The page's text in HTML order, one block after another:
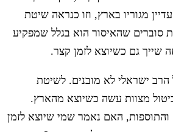
מגוריו בארץ, וזו כנראה שיטת
סוברים שהאיסור הוא בגלל שמפקיע
שייך גם כשיוצא לזמן קצר.
ישראלי לא מובנים. לשיטת
מצוות עשה כשיוצא מהארץ.
האם נאמר שמי שיוצא לזמן